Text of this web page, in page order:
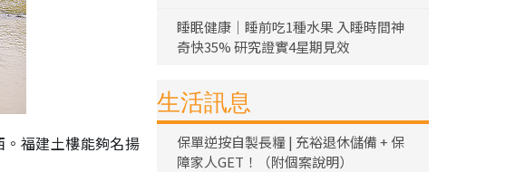
福建土樓能夠名揚
睡眠健康｜睡前吃1種水果 入睡時間神
奇快35% 研究證實4星期見效
生活訊息
保單逆按自製長糧 | 充裕退休儲備 + 保
障家人GET！（附個案說明）